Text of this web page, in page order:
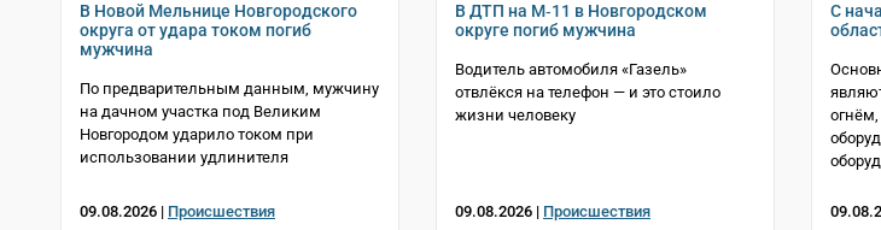
В Новой Мельнице Новгородского
округа от удара током погиб
мужчина
По предварительным данным, мужчину
на дачном участка под Великим
Новгородом ударило током при
использовании удлинителя
09.08.2026 | Происшествия
В ДТП на М‑11 в Новгородском
округе погиб мужчина
Водитель автомобиля «Газель»
отвлёкся на телефон — и это стоило
жизни человеку
09.08.2026 | Происшествия
С
огнём,